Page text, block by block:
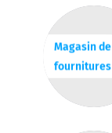
Magasin de
fournitures